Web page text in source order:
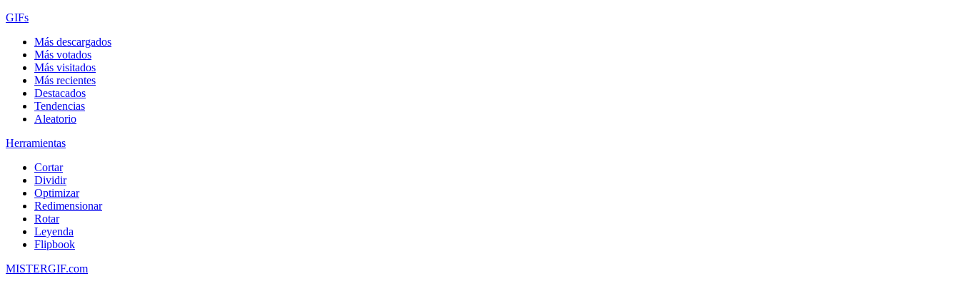
GIFs
Más descargados
Más votados
Más visitados
Más recientes
Destacados
Tendencias
Aleatorio
Herramientas
Cortar
Dividir
Optimizar
Redimensionar
Rotar
Leyenda
Flipbook
MISTERGIF.com